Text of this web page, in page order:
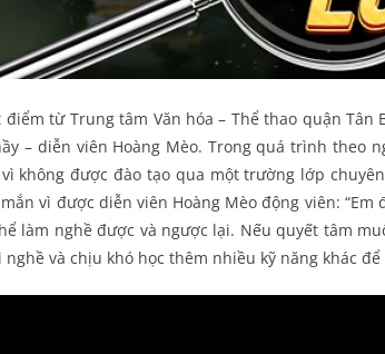
điểm từ Trung tâm Văn hóa – Thể thao quận
– diễn viên Hoàng Mèo. Trong quá trình theo
không được đào tạo qua một trường lớp
vì được diễn viên Hoàng Mèo động viên:
làm nghề được và ngược lại. Nếu quyết tâm
nghề và chịu khó học thêm nhiều kỹ năng khác